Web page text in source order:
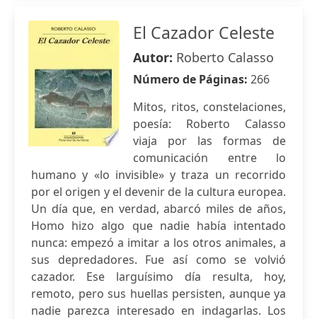
El Cazador Celeste
Autor: Roberto Calasso
Número de Páginas: 266
Mitos, ritos, constelaciones,
poesía: Roberto Calasso
viaja por las formas de
comunicación entre lo
humano y «lo invisible» y traza un recorrido
por el origen y el devenir de la cultura europea.
Un día que, en verdad, abarcó miles de años,
Homo hizo algo que nadie había intentado
nunca: empezó a imitar a los otros animales, a
sus depredadores. Fue así como se volvió
cazador. Ese larguísimo día resulta, hoy,
remoto, pero sus huellas persisten, aunque ya
nadie parezca interesado en indagarlas. Los